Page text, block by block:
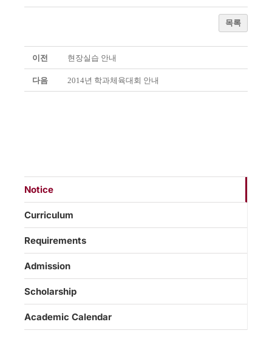
목록
이전 현장실습 안내
다음 2014년 학과체육대회 안내
Notice
Curriculum
Requirements
Admission
Scholarship
Academic Calendar